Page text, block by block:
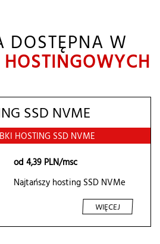
DOSTĘPNA W
SSD NVME
HOSTING SSD NVME
od 4,39PLN/msc
Najtańszy hosting SSD NVMe
WIĘCEJ